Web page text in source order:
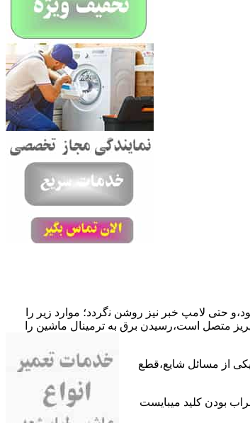
حتی ﻻﻣﭗ ﺧﺒﺮ ﻧﯿﺰ روﺷﻦ ﻧگردد؛ موارد زیر را
رفع:درحالیکه دوﺷﺎﺧﻪ ﺑﻪ ﭘﺮﯾﺰ ﻣﺘﺼﻞ اﺳﺖ،رﺳﯿﺪن ﺑﺮق ﺑﻪ ﺗﺮﻣﯿﻨﺎل ﻣﺎﺷﯿﻦ را
از مسائل شایع،ﻗﻄﻊ
ﺑﻮدن ﮐﻠﯿﺪ میبایست